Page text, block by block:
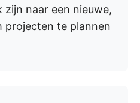
naar een nieuwe,
projecten te plannen